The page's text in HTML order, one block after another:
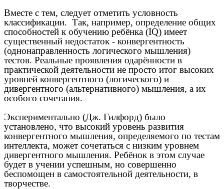
Вместе с тем, следует отметить условность
классификации. Так, например, определение общих
способностей к обучению ребёнка (IQ) имеет
существенный недостаток - конвергентность
(однонаправленность логического мышления)
тестов. Реальные проявления одарённости в
практической деятельности не просто итог высоких
уровней конвергентного (логического) и
дивергентного (альтернативного) мышления, а их
особого сочетания.
Экспериментально (Дж. Гилфорд) было
установлено, что высокий уровень развития
конвергентного мышления, определяемого по тестам
интеллекта, может сочетаться с низким уровнем
дивергентного мышления. Ребёнок в этом случае
будет в учении успешным, но совершенно
беспомощен в самостоятельной деятельности, в
творчестве.